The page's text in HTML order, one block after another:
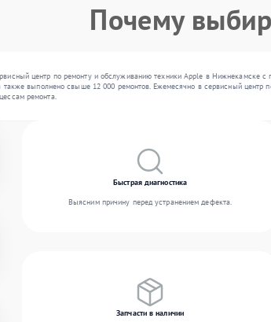
Почему
центр по ремонту и обслуживанию техники Apple в
также выполнено свыше 12 000 ремонтов. Ежемесячно в сервисный
ремонта.
Быстрая диагностика
Выясним причину перед устранением дефекта.
Запчасти в наличии